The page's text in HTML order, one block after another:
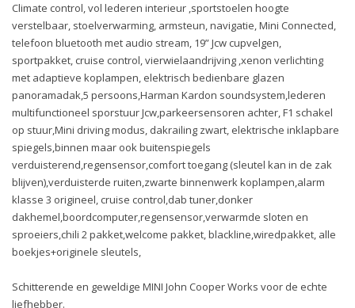
Climate control, vol lederen interieur ,sportstoelen hoogte
verstelbaar, stoelverwarming, armsteun, navigatie, Mini Connected,
telefoon bluetooth met audio stream, 19” Jcw cupvelgen,
sportpakket, cruise control, vierwielaandrijving ,xenon verlichting
met adaptieve koplampen, elektrisch bedienbare glazen
panoramadak,5 persoons,Harman Kardon soundsystem,lederen
multifunctioneel sporstuur Jcw,parkeersensoren achter, F1 schakel
op stuur,Mini driving modus, dakrailing zwart, elektrische inklapbare
spiegels,binnen maar ook buitenspiegels
verduisterend,regensensor,comfort toegang (sleutel kan in de zak
blijven),verduisterde ruiten,zwarte binnenwerk koplampen,alarm
klasse 3 origineel, cruise control,dab tuner,donker
dakhemel,boordcomputer,regensensor,verwarmde sloten en
sproeiers,chili 2 pakket,welcome pakket, blackline,wiredpakket, alle
boekjes+originele sleutels,
Schitterende en geweldige MINI John Cooper Works voor de echte
liefhebber.